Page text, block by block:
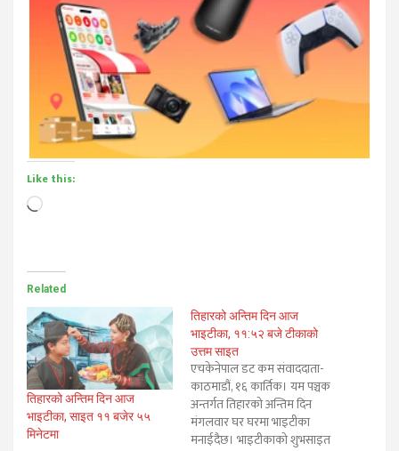
Like this:
Loading…
Related
तिहारको अन्तिम दिन आज
भाइटीका, साइत ११ बजेर ५५
मिनेटमा
तिहारको अन्तिम दिन आज
भाइटीका, ११:५२ बजे टीकाको
उत्तम साइत
एचकेनेपाल डट कम संवाददाता-
काठमाडौं, १६ कार्तिक। यम पञ्चक
अन्तर्गत तिहारको अन्तिम दिन
मंगलवार घर घरमा भाइटीका
मनाईदैछ। भाइटीकाको शुभसाइत